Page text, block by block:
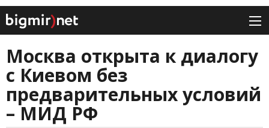
Москва открыта к диалогу
с Киевом без
предварительных условий
– МИД РФ